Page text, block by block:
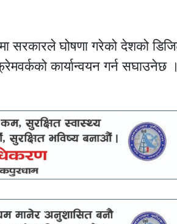
सरकारले घोषणा गरेको देशको
कार्यान्वयन गर्न सघाउनेछ ।